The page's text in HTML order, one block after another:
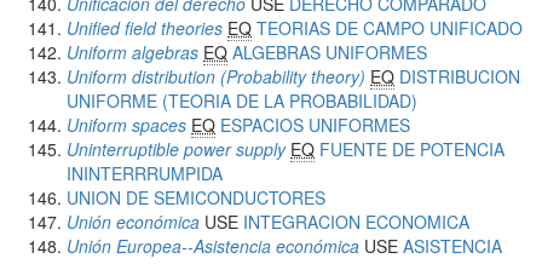
Unified field theories EQ TEORIAS DE CAMPO UNIFICADO
Uniform algebras EQ ALGEBRAS UNIFORMES
Uniform distribution (Probability theory) EQ DISTRIBUCION
UNIFORME (TEORIA DE LA PROBABILIDAD)
Uniform spaces EQ ESPACIOS UNIFORMES
Uninterruptible power supply EQ FUENTE DE POTENCIA
ININTERRRUMPIDA
UNION DE SEMICONDUCTORES
Unión económica USE INTEGRACION ECONOMICA
Unión Europea--Asistencia económica USE ASISTENCIA